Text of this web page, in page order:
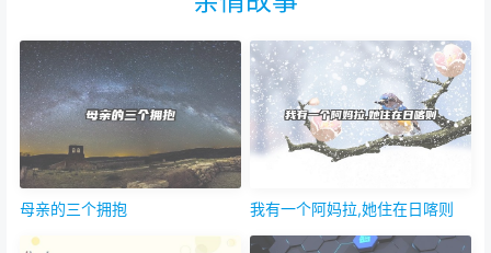
母亲的三个拥抱 我有一个阿妈拉,她住在日喀则